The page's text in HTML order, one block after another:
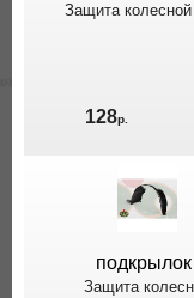
Защита
128р.
Защита